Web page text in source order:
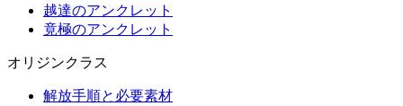
越達のアンクレット
竟極のアンクレット
オリジンクラス
解放手順と必要素材